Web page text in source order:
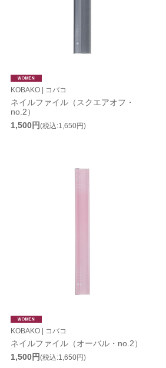
KOBAKO | コバコ
ネイルファイル（スクエアオフ・
no.2）
1,500円(税込:1,650円)
KOBAKO | コバコ
ネイルファイル（オーバル・no.2）
1,500円(税込:1,650円)